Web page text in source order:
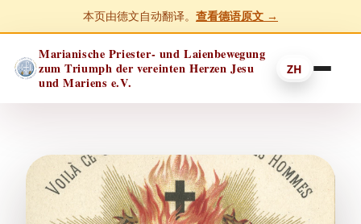
本页由德文自动翻译。 查看德语原文 →
Marianische Priester- und Laienbewegung
zum Triumph der vereinten Herzen Jesu
und Mariens e.V.
ZH